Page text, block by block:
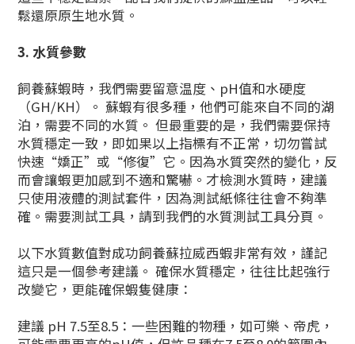
鬆還原原生地水質。
3. 水質參數
飼養蘇蝦時，我們需要留意温度、pH值和水硬度
（GH/KH）。 蘇蝦有很多種，他們可能來自不同的湖
泊，需要不同的水質。 但最重要的是，我們需要保持
水質穩定一致，即如果以上指標有不正常，切勿嘗試
快速“嬌正”或“修復”它。因為水質突然的變化，反
而會讓蝦更加感到不適和驚嚇。才檢測水質時，建議
只使用液體的測試套件，因為測試紙條往往會不夠準
確。需要測試工具，請到我們的水質測試工具分頁。
以下水質數值對成功飼養蘇拉威西蝦非常有效，謹記
這只是一個參考建議。 確保水質穩定，往往比起強行
改變它，更能確保蝦隻健康：
建議 pH 7.5至8.5：一些困難的物種，如可樂、帝虎，